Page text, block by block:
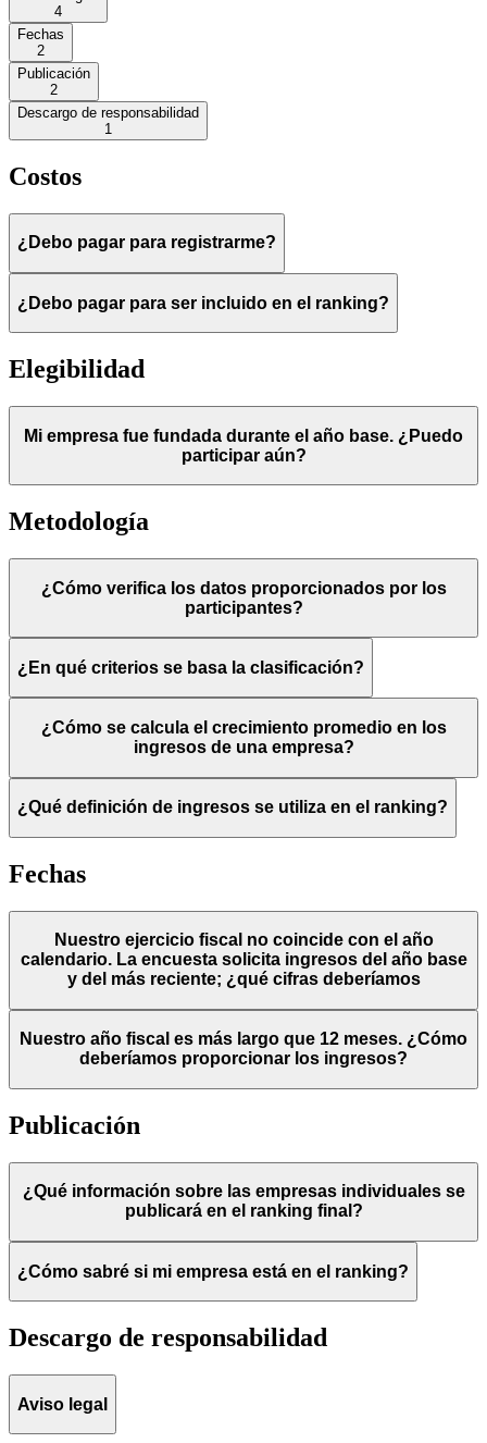
4
Fechas
2
Publicación
2
Descargo de responsabilidad
1
Costos
¿Debo pagar para registrarme?
¿Debo pagar para ser incluido en el ranking?
Elegibilidad
Mi empresa fue fundada durante el año base. ¿Puedo
participar aún?
Metodología
¿Cómo verifica los datos proporcionados por los
participantes?
¿En qué criterios se basa la clasificación?
¿Cómo se calcula el crecimiento promedio en los
ingresos de una empresa?
¿Qué definición de ingresos se utiliza en el ranking?
Fechas
Nuestro ejercicio fiscal no coincide con el año
calendario. La encuesta solicita ingresos del año base
y del más reciente; ¿qué cifras deberíamos
Nuestro año fiscal es más largo que 12 meses. ¿Cómo
deberíamos proporcionar los ingresos?
Publicación
¿Qué información sobre las empresas individuales se
publicará en el ranking final?
¿Cómo sabré si mi empresa está en el ranking?
Descargo de responsabilidad
Aviso legal